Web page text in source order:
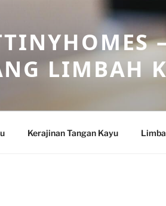
LIMBAH
Kerajinan Tangan Kayu